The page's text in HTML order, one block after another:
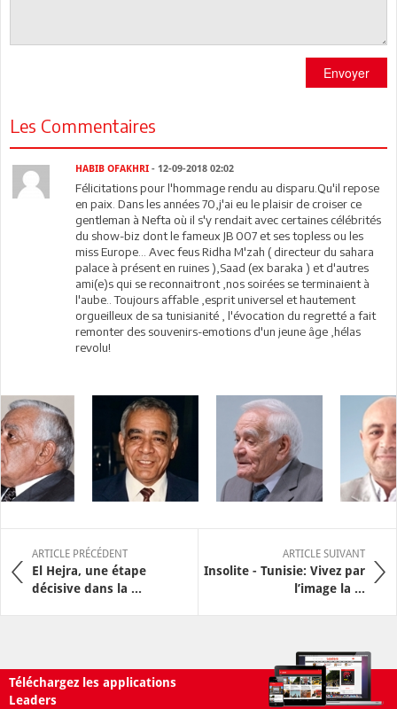
Envoyer
Les Commentaires
HABIB OFAKHRI - 12-09-2018 02:02
Félicitations pour l'hommage rendu au disparu.Qu'il repose
en paix. Dans les années 70,j'ai eu le plaisir de croiser ce
gentleman à Nefta où il s'y rendait avec certaines célébrités
du show-biz dont le fameux JB 007 et ses topless ou les
miss Europe... Avec feus Ridha M'zah ( directeur du sahara
palace à présent en ruines ),Saad (ex baraka ) et d'autres
ami(e)s qui se reconnaitront ,nos soirées se terminaient à
l'aube.. Toujours affable ,esprit universel et hautement
orgueilleux de sa tunisianité , l'évocation du regretté a fait
remonter des souvenirs-emotions d'un jeune âge ,hélas
revolu!
ARTICLE PRÉCÉDENT
El Hejra, une étape
décisive dans la ...
ARTICLE SUIVANT
Insolite - Tunisie: Vivez par
l’image la ...
Téléchargez les applications
Leaders